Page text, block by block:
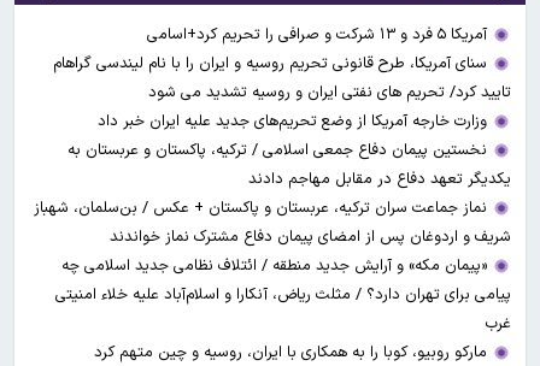
آمریکا ۵ فرد و ۱۳ شرکت و صرافی را تحریم کرد+اسامی
سنای آمریکا، طرح قانونی تحریم روسیه و ایران را با نام لیندسی گراهام
تایید کرد/ تحریم های نفتی ایران و روسیه تشدید می شود
وزارت خارجه آمریکا از وضع تحریم‌های جدید علیه ایران خبر داد
نخستین پیمان دفاع جمعی اسلامی / ترکیه، پاکستان و عربستان به
یکدیگر تعهد دفاع در مقابل مهاجم دادند
نماز جماعت سران ترکیه، عربستان و پاکستان + عکس / بن‌سلمان، شهباز
شریف و اردوغان پس از امضای پیمان دفاع مشترک نماز خواندند
«پیمان مکه» و آرایش جدید منطقه / ائتلاف نظامی جدید اسلامی چه
پیامی برای تهران دارد؟ / مثلث ریاض، آنکارا و اسلام‌آباد علیه خلاء امنیتی
غرب
مارکو روبیو، کوبا را به همکاری با ایران، روسیه و چین متهم کرد